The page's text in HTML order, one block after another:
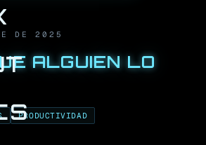
DE 2025
ALGUIEN LO
PRODUCTIVIDAD